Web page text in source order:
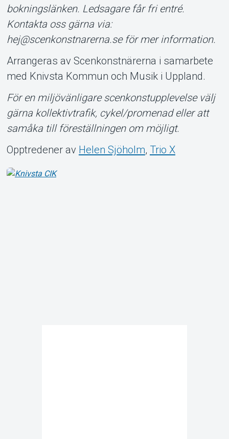
Om Tickster
bokningslänken. Ledsagare får fri entré.
Kontakta oss gärna via:
hej@scenkonstnarerna.se för mer information.
Arrangeras av Scenkonstnärerna i samarbete
med Knivsta Kommun och Musik i Uppland.
För en miljövänligare scenkonstupplevelse välj
gärna kollektivtrafik, cykel/promenad eller att
samåka till föreställningen om möjligt.
Opptredener av Helen Sjöholm, Trio X